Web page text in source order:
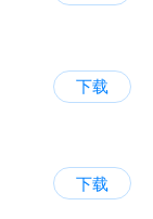
下载
下载